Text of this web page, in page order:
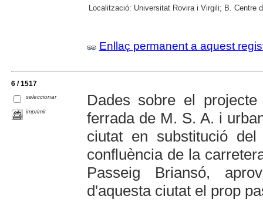
Localització: Universitat Rovira i Virgili; B. Centre
Enllaç permanent a aquest
6 / 1517
seleccionar
imprimir
Dades sobre el
ferrada de M. S. A. i
ciutat en substitució
confluència de la
Passeig Briansó,
d'aquesta ciutat el prop